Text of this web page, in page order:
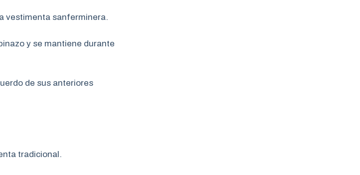
vestimenta sanferminera.
y se mantiene durante
de sus anteriores
tradicional.